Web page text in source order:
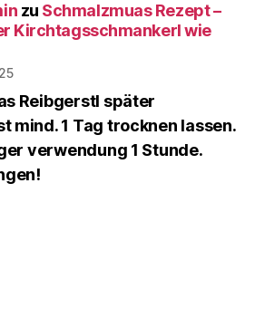
zu Schmalzmuas Rezept –
Kirchtagsschmankerl wie
Reibgerstl später
mind. 1 Tag trocknen lassen.
verwendung 1 Stunde.